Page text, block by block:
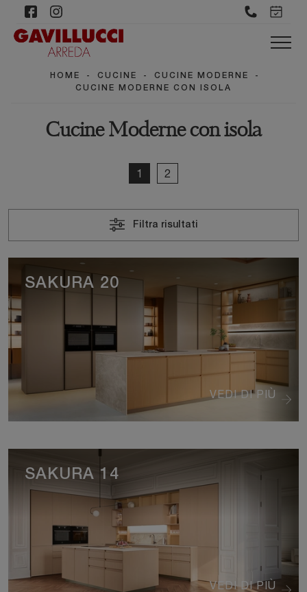
HOME - CUCINE - CUCINE MODERNE
-
CUCINE MODERNE CON ISOLA
Cucine Moderne con isola
1 2
Filtra risultati
VEDI DI PIÙ
SAKURA 20
VEDI DI PIÙ
SAKURA 14